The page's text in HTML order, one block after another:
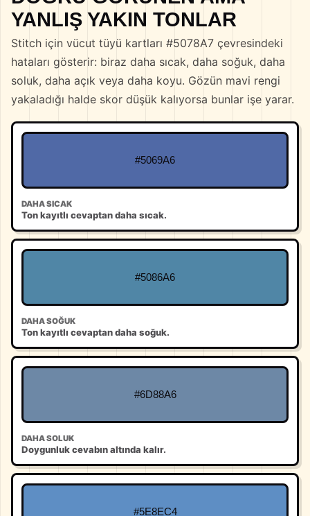
YANLIŞ YAKIN TONLAR
Stitch için vücut tüyü kartları #5078A7 çevresindeki
hataları gösterir: biraz daha sıcak, daha soğuk, daha
soluk, daha açık veya daha koyu. Gözün mavi rengi
yakaladığı halde skor düşük kalıyorsa bunlar işe yarar.
#5069A6
DAHA SICAK
Ton kayıtlı cevaptan daha sıcak.
#5086A6
DAHA SOĞUK
Ton kayıtlı cevaptan daha soğuk.
#6D88A6
DAHA SOLUK
Doygunluk cevabın altında kalır.
#5E8EC4